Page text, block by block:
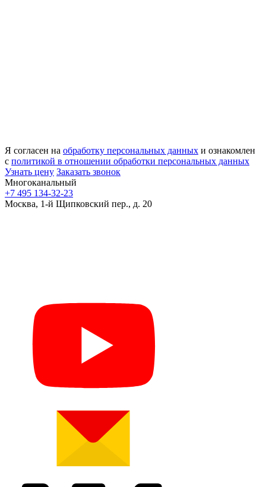
Я согласен на обработку персональных данных и ознакомлен
с политикой в отношении обработки персональных данных
Узнать цену Заказать звонок
Многоканальный
+7 495 134-32-23
Москва, 1-й Щипковский пер., д. 20